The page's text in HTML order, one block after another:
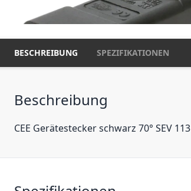
BESCHREIBUNG SPEZIFIKATIONEN
Beschreibung
CEE Gerätestecker schwarz 70° SEV 113